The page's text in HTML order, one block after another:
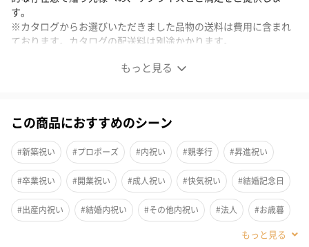
もっと見る
す。
※カタログからお選びいただきました品物の送料は費用に含まれ
ております。カタログの配送料は別途かかります。
EXETIME PLATINUM★20(180日期限)
お客様がカタログの中から、★の数 によって複数ご利用できる楽
しさ。
「EXETIME PLATINUM」は、掲載商品の利用に自由に使える「★
の数を贈る」という全く新しい考え方のカタログギフトです。
憧れの旅館や有名ホテルを掲載しております。
専用コンシェルジュがお電話で対応、各種ご相談及びご予約も丁
この商品におすすめのシーン
#新築祝い #プロポーズ #内祝い #親孝行 #昇進祝い
#卒業祝い #開業祝い #成人祝い #快気祝い #結婚記念日
#出産内祝い #結婚内祝い #その他内祝い #法人 #お歳暮
#出産祝い